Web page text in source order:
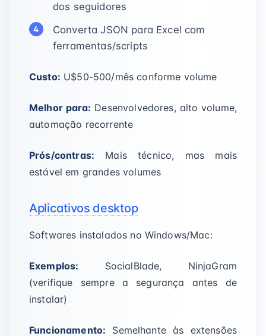
dos seguidores
Converta JSON para Excel com
ferramentas/scripts
Custo: U$50-500/mês conforme volume
Melhor para: Desenvolvedores, alto volume,
automação recorrente
Prós/contras: Mais técnico, mas mais
estável em grandes volumes
Aplicativos desktop
Softwares instalados no Windows/Mac:
Exemplos: SocialBlade, NinjaGram
(verifique sempre a segurança antes de
instalar)
Funcionamento: Semelhante às extensões